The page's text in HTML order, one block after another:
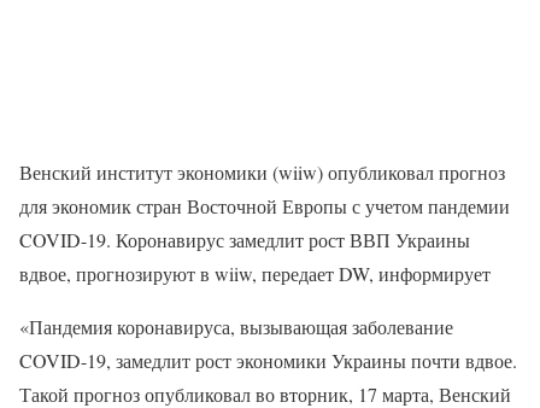
Венский институт экономики (wiiw) опубликовал прогноз
для экономик стран Восточной Европы с учетом пандемии
COVID-19. Коронавирус замедлит рост ВВП Украины
вдвое, прогнозируют в wiiw, передает DW, информирует
«Пандемия коронавируса, вызывающая заболевание
COVID-19, замедлит рост экономики Украины почти вдвое.
Такой прогноз опубликовал во вторник, 17 марта, Венский